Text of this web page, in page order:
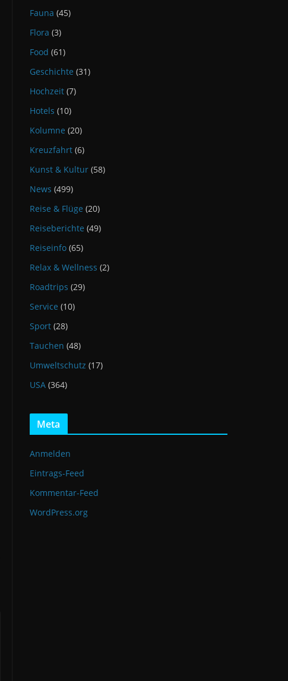
Fauna (45)
Flora (3)
Food (61)
Geschichte (31)
Hochzeit (7)
Hotels (10)
Kolumne (20)
Kreuzfahrt (6)
Kunst & Kultur (58)
News (499)
Reise & Flüge (20)
Reiseberichte (49)
Reiseinfo (65)
Relax & Wellness (2)
Roadtrips (29)
Service (10)
Sport (28)
Tauchen (48)
Umweltschutz (17)
USA (364)
Meta
Anmelden
Eintrags-Feed
Kommentar-Feed
WordPress.org